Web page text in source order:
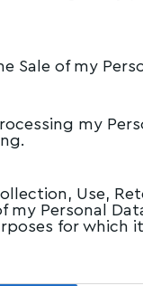
Sale of my
my
Use,
my Personal
for which